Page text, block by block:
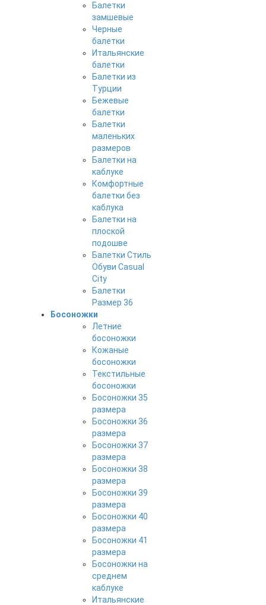
Балетки
замшевые
Черные
балетки
Итальянские
балетки
Балетки из
Турции
Бежевые
балетки
Балетки
маленьких
размеров
Балетки на
каблуке
Комфортные
балетки без
каблука
Балетки на
плоской
подошве
Балетки Стиль
Обуви Casual
City
Балетки
Размер 36
Босоножки
Летние
босоножки
Кожаные
босоножки
Текстильные
босоножки
Босоножки 35
размера
Босоножки 36
размера
Босоножки 37
размера
Босоножки 38
размера
Босоножки 39
размера
Босоножки 40
размера
Босоножки 41
размера
Босоножки на
среднем
каблуке
Итальянские